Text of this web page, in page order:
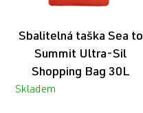
Sbalitelná taška Sea to
Summit Ultra-Sil
Shopping Bag 30L
Skladem